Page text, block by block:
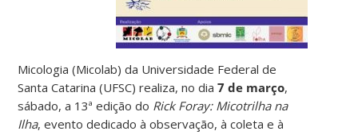
Micologia (Micolab) da Universidade Federal de
Santa Catarina (UFSC) realiza, no dia7 de março,
sábado, a 13ª edição do Rick Foray: Micotrilha na
Ilha, evento dedicado à observação, à coleta e à